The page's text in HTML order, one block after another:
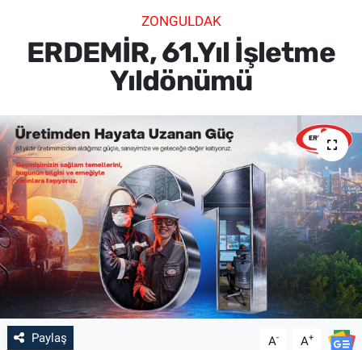
ZONGULDAK
ERDEMİR, 61.Yıl İşletme
Yıldönümü
Paylaş A- A+
SAĞLIK